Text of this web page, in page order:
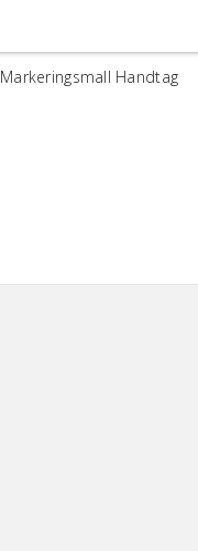
Markeringsmall Handtag